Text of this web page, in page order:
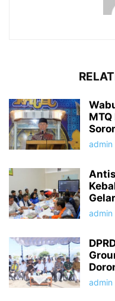
admin
Gelar
admin
admin